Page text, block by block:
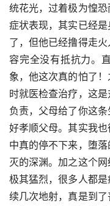
统花光，过着极为惶
症状表现，其实已经
了，但他已经撸得走
容完全没有抵抗力。
象，他这次真的怕了
时就医检查治疗，这
负责，父母给了你这
好孝顺父母。其实我
中真的停不下来，堕
灭的深渊。加之这个
极其猛烈，很多人都
续几次地射，真是到了